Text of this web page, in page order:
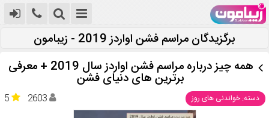
برگزیدگان مراسم فشن اواردز 2019 - زیبامون
همه چیز درباره مراسم فشن اواردز سال 2019 + معرفی
برترین های دنیای فشن
دسته: خواندنی های روز 5 2603